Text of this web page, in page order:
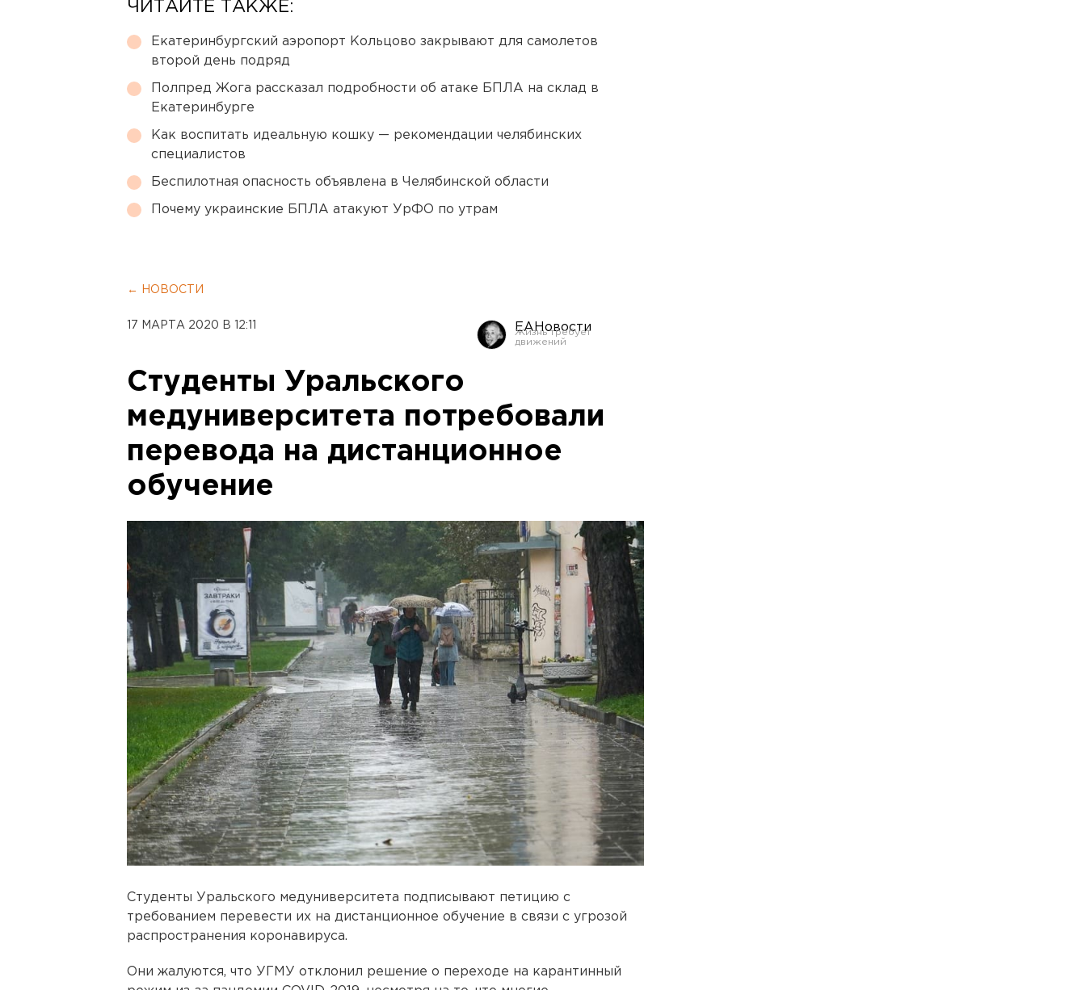
ЧИТАЙТЕ ТАКЖЕ:
Екатеринбургский аэропорт Кольцово закрывают для самолетов
второй день подряд
Полпред Жога рассказал подробности об атаке БПЛА на склад в
Екатеринбурге
Как воспитать идеальную кошку — рекомендации челябинских
специалистов
Беспилотная опасность объявлена в Челябинской области
Почему украинские БПЛА атакуют УрФО по утрам
← НОВОСТИ
17 МАРТА 2020 В 12:11 ЕАНовости
Студенты Уральского
медуниверситета потребовали
перевода на дистанционное
обучение
Студенты Уральского медуниверситета подписывают петицию с
требованием перевести их на дистанционное обучение в связи с угрозой
распространения коронавируса.
Они жалуются, что УГМУ отклонил решение о переходе на карантинный